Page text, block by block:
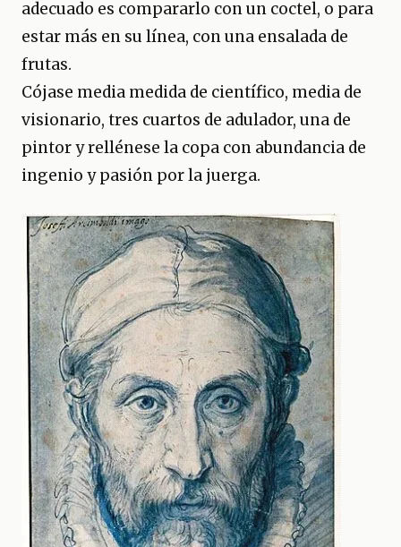
adecuado es compararlo con un coctel, o para
estar más en su línea, con una ensalada de
frutas.
Cójase media medida de científico, media de
visionario, tres cuartos de adulador, una de
pintor y rellénese la copa con abundancia de
ingenio y pasión por la juerga.